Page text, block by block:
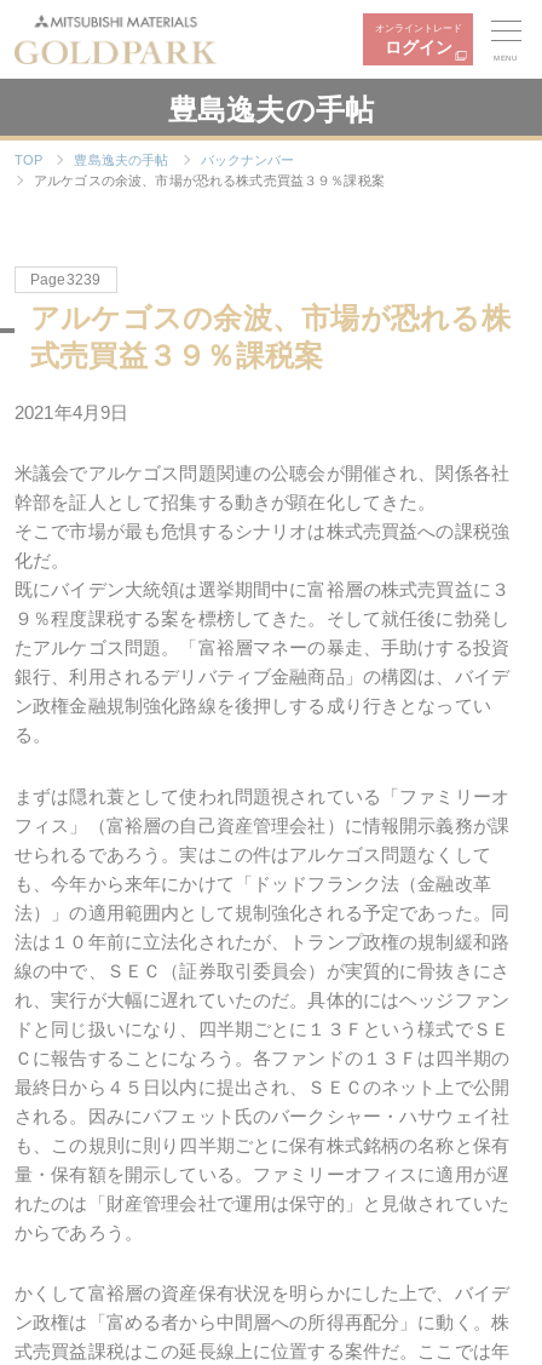
オンライントレード
ログイン
MENU
豊島逸夫の手帖
TOP 豊島逸夫の手帖
バックナンバー
アルケゴスの余波、市場が恐れる株式売買益３９％課税案
Page3239
アルケゴスの余波、市場が恐れる株
式売買益３９％課税案
2021年4月9日
米議会でアルケゴス問題関連の公聴会が開催され、関係各社
幹部を証人として招集する動きが顕在化してきた。
そこで市場が最も危惧するシナリオは株式売買益への課税強
化だ。
既にバイデン大統領は選挙期間中に富裕層の株式売買益に３
９％程度課税する案を標榜してきた。そして就任後に勃発し
たアルケゴス問題。「富裕層マネーの暴走、手助けする投資
銀行、利用されるデリバティブ金融商品」の構図は、バイデ
ン政権金融規制強化路線を後押しする成り行きとなってい
る。
まずは隠れ蓑として使われ問題視されている「ファミリーオ
フィス」（富裕層の自己資産管理会社）に情報開示義務が課
せられるであろう。実はこの件はアルケゴス問題なくして
も、今年から来年にかけて「ドッドフランク法（金融改革
法）」の適用範囲内として規制強化される予定であった。同
法は１０年前に立法化されたが、トランプ政権の規制緩和路
線の中で、ＳＥＣ（証券取引委員会）が実質的に骨抜きにさ
れ、実行が大幅に遅れていたのだ。具体的にはヘッジファン
ドと同じ扱いになり、四半期ごとに１３Ｆという様式でＳＥ
Ｃに報告することになろう。各ファンドの１３Ｆは四半期の
最終日から４５日以内に提出され、ＳＥＣのネット上で公開
される。因みにバフェット氏のバークシャー・ハサウェイ社
も、この規則に則り四半期ごとに保有株式銘柄の名称と保有
量・保有額を開示している。ファミリーオフィスに適用が遅
れたのは「財産管理会社で運用は保守的」と見做されていた
からであろう。
かくして富裕層の資産保有状況を明らかにした上で、バイデ
ン政権は「富める者から中間層への所得再配分」に動く。株
式売買益課税はこの延長線上に位置する案件だ。ここでは年